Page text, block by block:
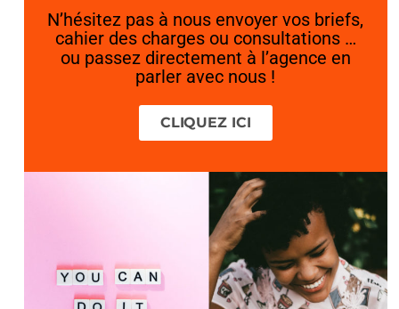
N’hésitez pas à nous envoyer vos briefs,
cahier des charges ou consultations …
ou passez directement à l’agence en
parler avec nous !
CLIQUEZ ICI